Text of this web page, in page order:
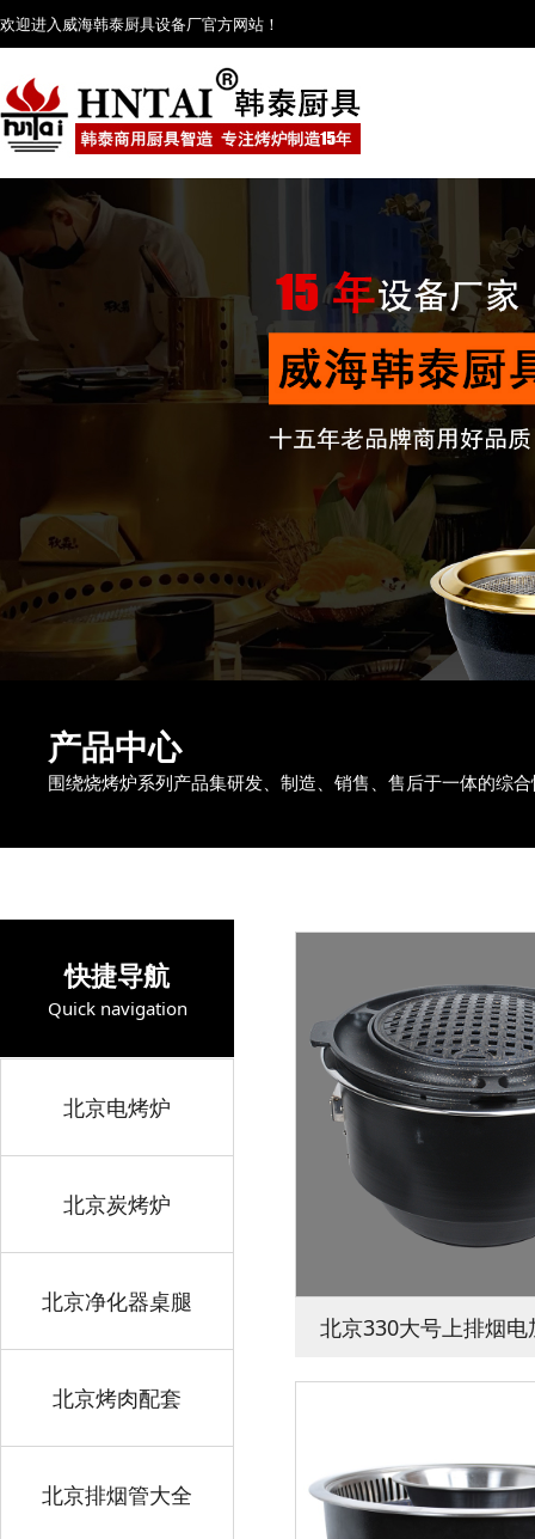
欢迎进入威海韩泰厨具设备厂官方网站！
产品中心
围绕烧烤炉系列产品集研发、制造、销售、售后于一体的综
快捷导航
Quick navigation
北京电烤炉
北京炭烤炉
北京净化器桌腿
北京烤肉配套
北京排烟管大全
北京330大号上排烟